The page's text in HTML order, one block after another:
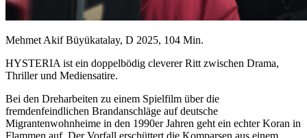
Mehmet Akif Büyükatalay, D 2025, 104 Min.
HYSTERIA ist ein doppelbödig cleverer Ritt zwischen Drama,
Thriller und Mediensatire.
Bei den Dreharbeiten zu einem Spielfilm über die
fremdenfeindlichen Brandanschläge auf deutsche
Migrantenwohnheime in den 1990er Jahren geht ein echter Koran in
Flammen auf. Der Vorfall erschüttert die Komparsen aus einem